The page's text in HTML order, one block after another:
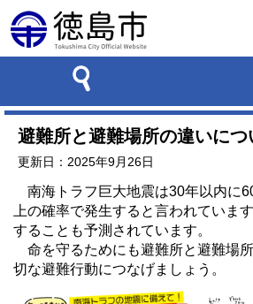
避難所と避難場所の違いにつ
更新日：2025年9月26日
南海トラフ巨大地震は30年以内に
上の確率で発生すると言われていま
することも予測されています。
命を守るためにも避難所と避難場
切な避難行動につなげましょう。